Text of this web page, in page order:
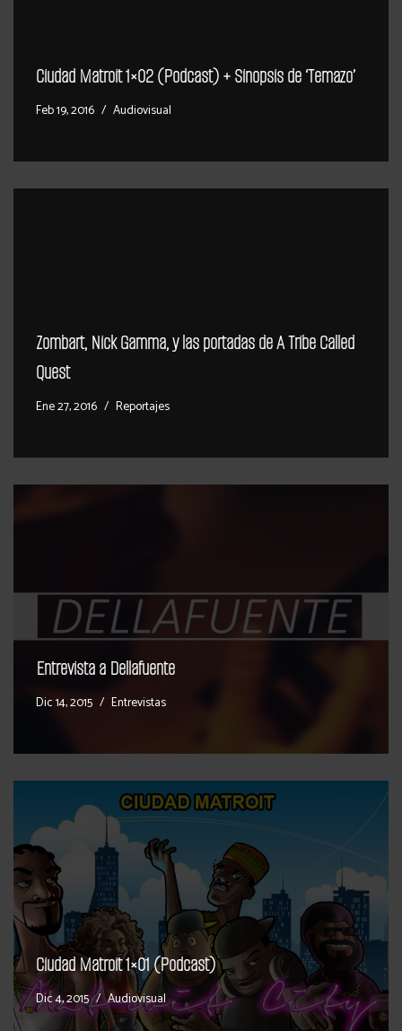
Ciudad Matroit 1×02 (Podcast) + Sinopsis de ‘Temazo’
Feb 19, 2016 Audiovisual
Zombart, Nick Gamma, y las portadas de A Tribe Called
Quest
Ene 27, 2016 Reportajes
Entrevista a Dellafuente
Dic 14, 2015 Entrevistas
Ciudad Matroit 1×01 (Podcast)
Dic 4, 2015 Audiovisual